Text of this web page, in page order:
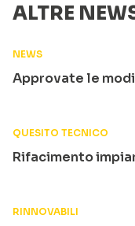
ALTRE
NEWS
Approvate le
QUESITO TECNICO
Rifacimento
RINNOVABILI